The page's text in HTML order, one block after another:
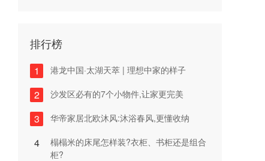
排行榜
1 港龙中国·太湖天萃 | 理想中家的样子
2 沙发区必有的7个小物件,让家更完美
3 华帝家居北欧沐风:沐浴春风,更懂收纳
4 榻榻米的床尾怎样装?衣柜、书柜还是组合
柜?